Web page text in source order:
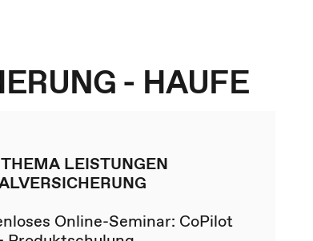
- HAUFE
LEISTUNGEN
Online-Seminar: CoPilot